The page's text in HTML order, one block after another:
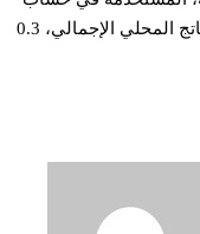
إنفاق الشركات على المعدات ضمن تقرير الناتج المحلي الإجمالي، 0.3